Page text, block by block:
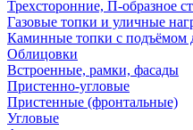
Трехсторонние, П-образное
Газовые топки и уличные
Каминные топки с подъёмом
Облицовки
Встроенные, рамки, фасады
Пристенно-угловые
Пристенные (фронтальные)
Угловые